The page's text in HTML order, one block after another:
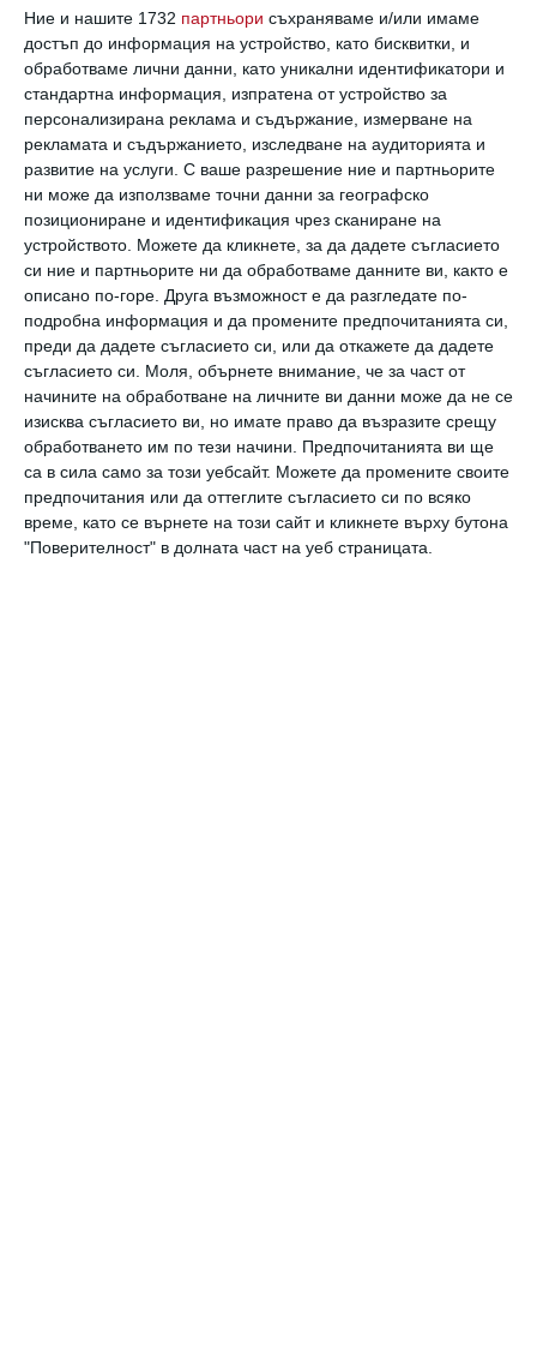
Ние и нашите 1732 партньори съхраняваме и/или имаме
достъп до информация на устройство, като бисквитки, и
обработваме лични данни, като уникални идентификатори и
стандартна информация, изпратена от устройство за
персонализирана реклама и съдържание, измерване на
рекламата и съдържанието, изследване на аудиторията и
развитие на услуги. С ваше разрешение ние и партньорите
ни може да използваме точни данни за географско
позициониране и идентификация чрез сканиране на
устройството. Можете да кликнете, за да дадете съгласието
си ние и партньорите ни да обработваме данните ви, както е
описано по-горе. Друга възможност е да разгледате по-
подробна информация и да промените предпочитанията си,
преди да дадете съгласието си, или да откажете да дадете
съгласието си. Моля, обърнете внимание, че за част от
начините на обработване на личните ви данни може да не се
изисква съгласието ви, но имате право да възразите срещу
обработването им по тези начини. Предпочитанията ви ще
са в сила само за този уебсайт. Можете да промените своите
предпочитания или да оттеглите съгласието си по всяко
време, като се върнете на този сайт и кликнете върху бутона
"Поверителност" в долната част на уеб страницата.